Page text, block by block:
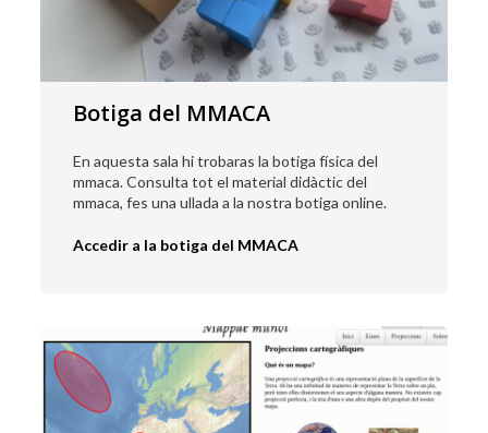
Botiga del MMACA
En aquesta sala hi trobaras la botiga física del
mmaca. Consulta tot el material didàctic del
mmaca, fes una ullada a la nostra botiga online.
Accedir a la botiga del MMACA